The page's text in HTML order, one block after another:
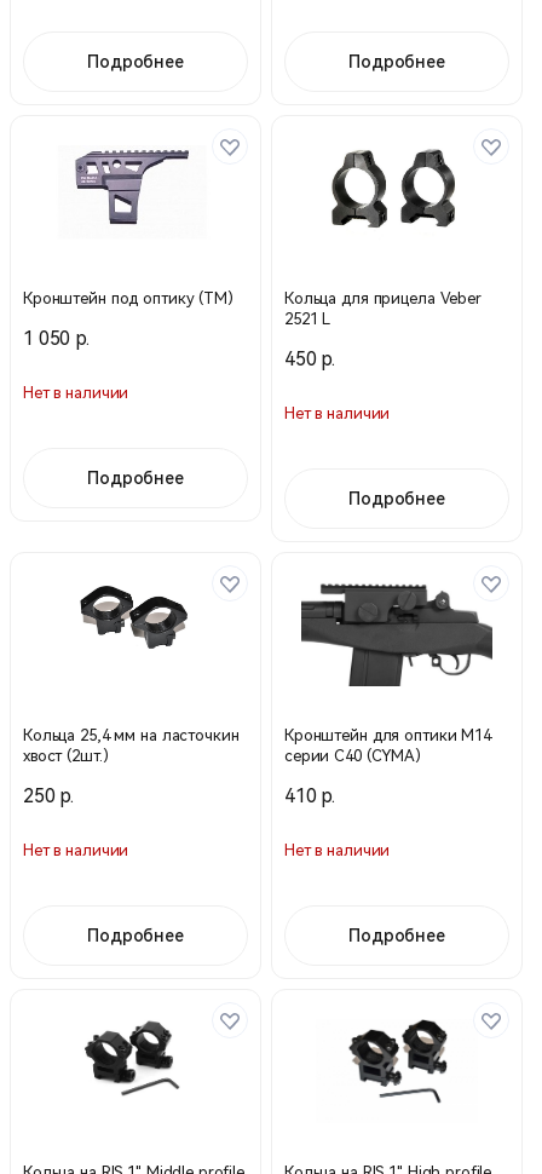
Подробнее Подробнее
Кронштейн под оптику (TM)
1 050 р.
Нет в наличии
Подробнее
Кольца для прицела Veber
2521 L
450 р.
Нет в наличии
Подробнее
Кольца 25,4 мм на ласточкин
хвост (2шт.)
250 р.
Нет в наличии
Подробнее
Кронштейн для оптики M14
серии С40 (CYMA)
410 р.
Нет в наличии
Подробнее